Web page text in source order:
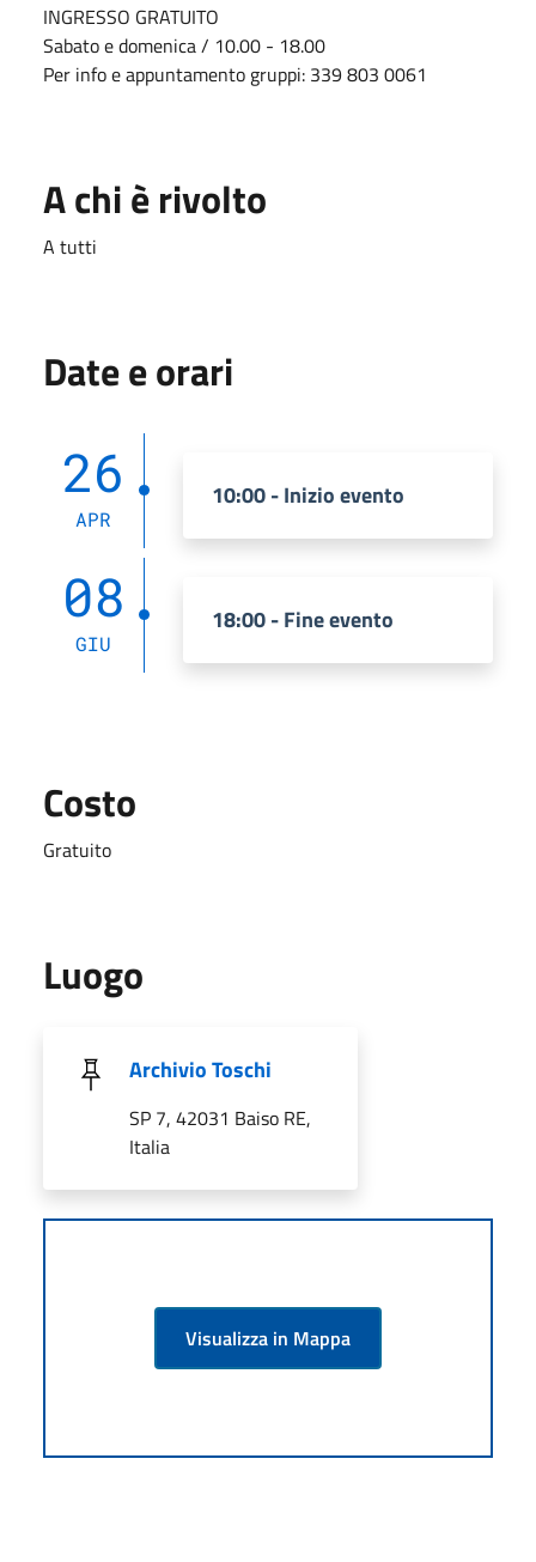
INGRESSO GRATUITO
Sabato e domenica / 10.00 - 18.00
Per info e appuntamento gruppi: 339 803 0061
A chi è rivolto
A tutti
Date e orari
26
APR
10:00 - Inizio evento
08
GIU
18:00 - Fine evento
Costo
Gratuito
Luogo
Archivio Toschi
SP 7, 42031 Baiso RE,
Italia
Visualizza in Mappa